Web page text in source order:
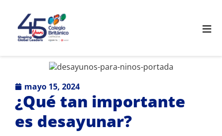
≡
mayo 15, 2024
¿Qué tan importante
es desayunar?